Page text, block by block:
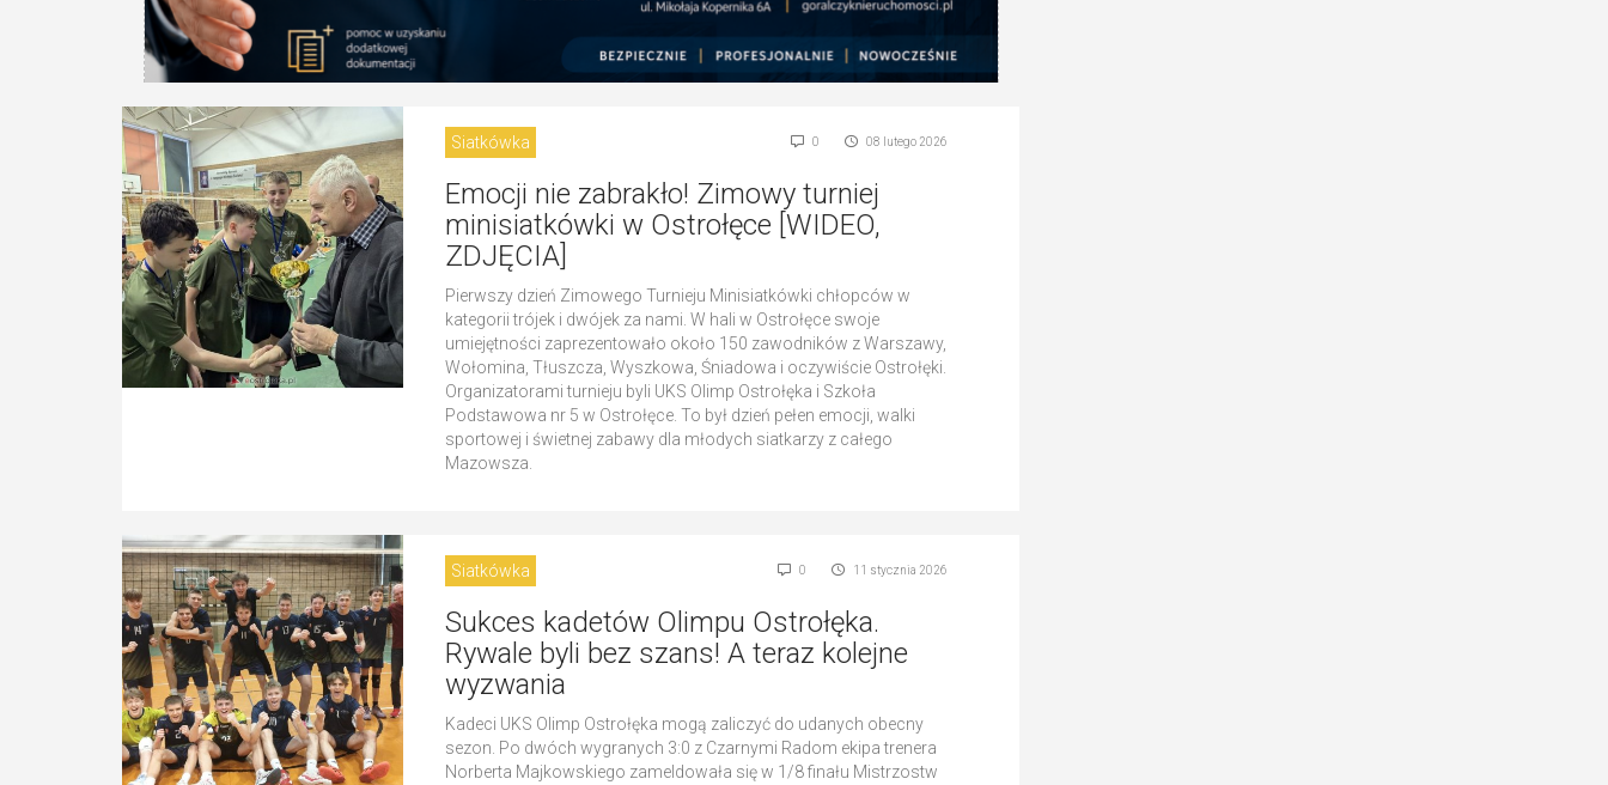
Siatkówka 08 lutego 2026
0
Emocji nie zabrakło! Zimowy turniej
minisiatkówki w Ostrołęce [WIDEO,
ZDJĘCIA]
Pierwszy dzień Zimowego Turnieju Minisiatkówki chłopców w
kategorii trójek i dwójek za nami. W hali w Ostrołęce swoje
umiejętności zaprezentowało około 150 zawodników z Warszawy,
Wołomina, Tłuszcza, Wyszkowa, Śniadowa i oczywiście Ostrołęki.
Organizatorami turnieju byli UKS Olimp Ostrołęka i Szkoła
Podstawowa nr 5 w Ostrołęce. To był dzień pełen emocji, walki
sportowej i świetnej zabawy dla młodych siatkarzy z całego
Mazowsza.
Siatkówka 11 stycznia 2026
0
Sukces kadetów Olimpu Ostrołęka.
Rywale byli bez szans! A teraz kolejne
wyzwania
Kadeci UKS Olimp Ostrołęka mogą zaliczyć do udanych obecny
sezon. Po dwóch wygranych 3:0 z Czarnymi Radom ekipa trenera
Norberta Majkowskiego zameldowała się w 1/8 finału Mistrzostw